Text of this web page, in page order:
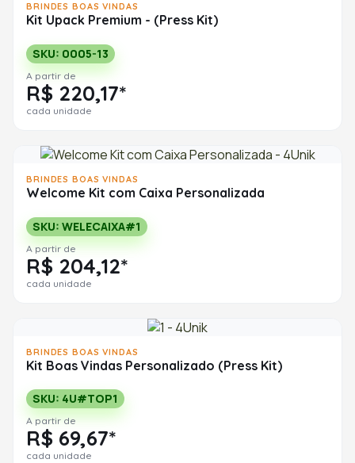
BRINDES BOAS VINDAS
Kit Upack Premium - (Press Kit)
SKU: 0005-13
A partir de
R$ 220,17*
cada unidade
BRINDES BOAS VINDAS
Welcome Kit com Caixa Personalizada
SKU: WELECAIXA#1
A partir de
R$ 204,12*
cada unidade
BRINDES BOAS VINDAS
Kit Boas Vindas Personalizado (Press Kit)
SKU: 4U#TOP1
A partir de
R$ 69,67*
cada unidade